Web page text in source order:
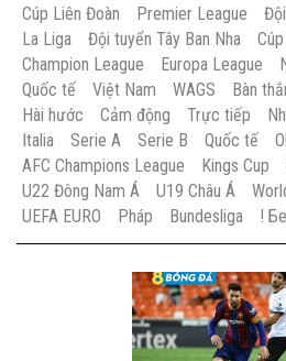
Cúp Liên Đoàn
Premier League
La Liga
Đội tuyển Tây Ban Nha
Champion League
Europa League
Quốc tế
Việt Nam WAGS Bàn
Hài hước
Cảm động Trực tiếp
Italia
Serie A Serie B Quốc tế
AFC Champions League
Kings Cup
U22 Đông Nam Á
U19 Châu Á
UEFA EURO
Pháp Bundesliga !